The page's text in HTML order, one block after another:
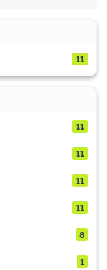
11
11
11
11
11
8
1